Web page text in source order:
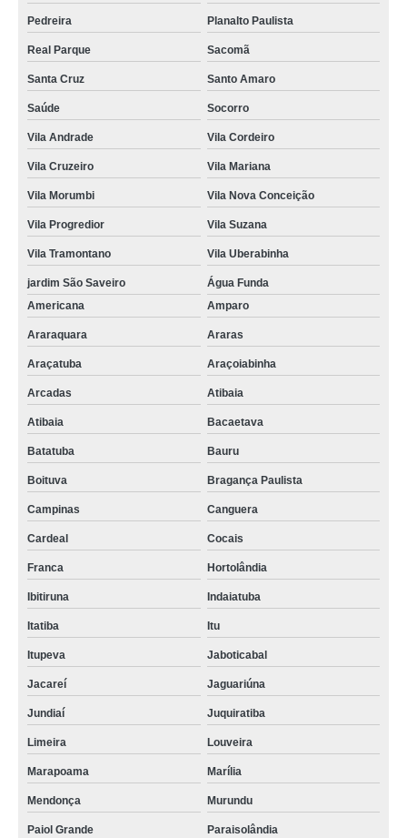
Pedreira Planalto Paulista
Real Parque Sacomã
Santa Cruz Santo Amaro
Saúde Socorro
Vila Andrade Vila Cordeiro
Vila Cruzeiro Vila Mariana
Vila Morumbi Vila Nova Conceição
Vila Progredior Vila Suzana
Vila Tramontano Vila Uberabinha
jardim São Saveiro
Água Funda
Americana
Amparo
Araraquara Araras
Araçatuba Araçoiabinha
Arcadas Atibaia
Atibaia Bacaetava
Batatuba Bauru
Boituva Bragança Paulista
Campinas Canguera
Cardeal Cocais
Franca Hortolândia
Ibitiruna Indaiatuba
Itatiba Itu
Itupeva Jaboticabal
Jacareí Jaguariúna
Jundiaí Juquiratiba
Limeira Louveira
Marapoama Marília
Mendonça Murundu
Paiol Grande Paraisolândia